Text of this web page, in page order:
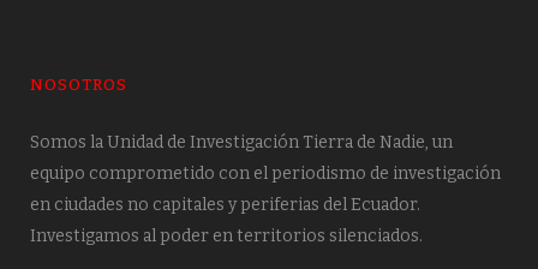
NOSOTROS
Somos la Unidad de Investigación Tierra de Nadie, un
equipo comprometido con el periodismo de investigación
en ciudades no capitales y periferias del Ecuador.
Investigamos al poder en territorios silenciados.